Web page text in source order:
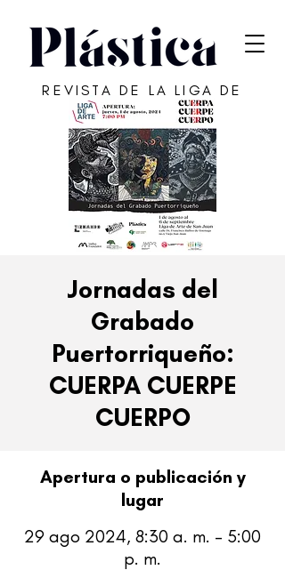
REVISTA DE LA LIGA DE
ARTE DE SAN JUAN
Jornadas del
Grabado
Puertorriqueño:
CUERPA CUERPE
CUERPO
Apertura o publicación y
lugar
29 ago 2024, 8:30 a. m. – 5:00
p. m.